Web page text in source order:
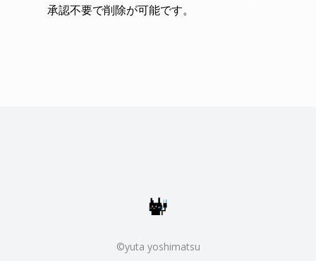
承認不要で削除が可能です。
©yuta yoshimatsu